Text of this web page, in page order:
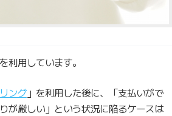
利用しています。
ング」を利用した後に、「支払いがで
が厳しい」という状況に陥るケースは